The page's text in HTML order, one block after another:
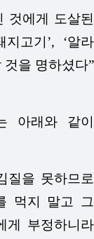
것에게 도살된
고기’, ‘알라
것을 명하셨다”
아래와 같이
질을 못하므로
먹지 말고 그
게 부정하니라